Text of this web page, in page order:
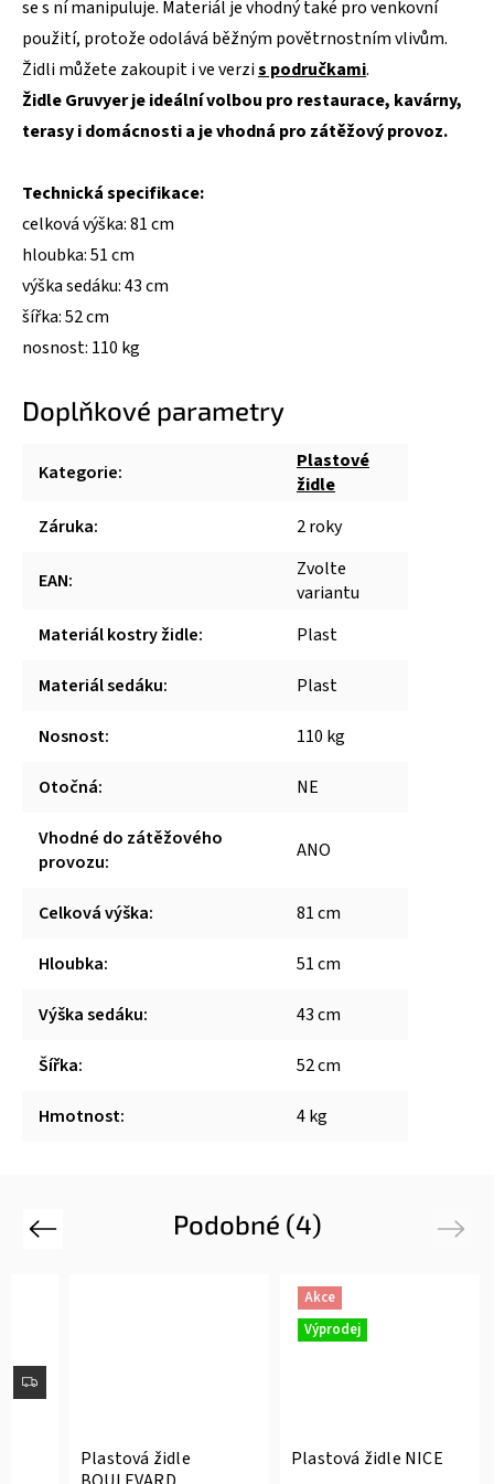
se s ní manipuluje. Materiál je vhodný také pro venkovní
použití, protože odolává běžným povětrnostním vlivům.
Židli můžete zakoupit i ve verzis područkami.
Židle Gruvyer je ideální volbou pro restaurace, kavárny,
terasy i domácnosti a je vhodná pro zátěžový provoz.
Technická specifikace:
celková výška: 81 cm
hloubka: 51 cm
výška sedáku: 43 cm
šířka: 52 cm
nosnost: 110 kg
Doplňkové parametry
Kategorie:
Plastové
židle
Záruka: 2 roky
EAN:
Zvolte
variantu
Materiál kostry židle: Plast
Materiál sedáku: Plast
Nosnost: 110 kg
Otočná: NE
Vhodné do zátěžového
provozu: ANO
Celková výška: 81 cm
Hloubka: 51 cm
Výška sedáku: 43 cm
Šířka: 52 cm
Hmotnost: 4 kg
Podobné (4)
Previous
Plastová židle
Akce
Výprodej
Plastová židle NICE
Next